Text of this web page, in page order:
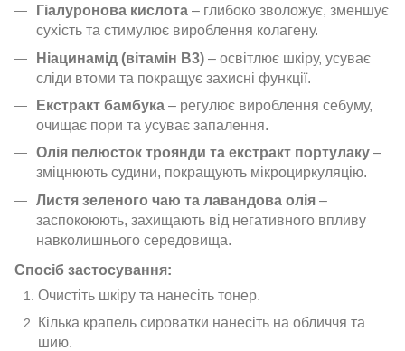
Гіалуронова кислота – глибоко зволожує, зменшує
сухість та стимулює вироблення колагену.
Ніацинамід (вітамін B3) – освітлює шкіру, усуває
сліди втоми та покращує захисні функції.
Екстракт бамбука – регулює вироблення себуму,
очищає пори та усуває запалення.
Олія пелюсток троянди та екстракт портулаку –
зміцнюють судини, покращують мікроциркуляцію.
Листя зеленого чаю та лавандова олія –
заспокоюють, захищають від негативного впливу
навколишнього середовища.
Спосіб застосування:
Очистіть шкіру та нанесіть тонер.
Кілька крапель сироватки нанесіть на обличчя та
шию.